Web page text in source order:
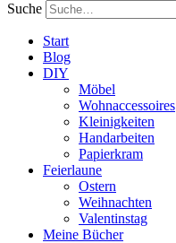
Suche
Start
Blog
DIY
Möbel
Wohnaccessoires
Kleinigkeiten
Handarbeiten
Papierkram
Feierlaune
Ostern
Weihnachten
Valentinstag
Meine Bücher